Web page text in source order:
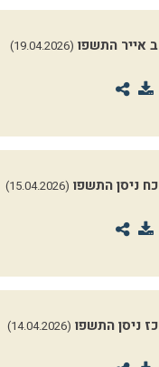
ב אייר התשפו (19.04.2026)
כח ניסן התשפו (15.04.2026)
כז ניסן התשפו (14.04.2026)